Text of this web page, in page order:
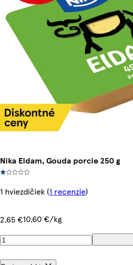
Nika Eidam, Gouda porcie 250 g
1 hviezdičiek (1 recenzie)
2,65 €10,60 €/kg